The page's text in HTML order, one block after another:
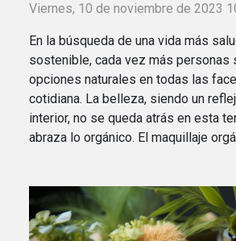
Viernes, 10 de noviembre de 2023
En la búsqueda de una vida más
sostenible, cada vez más personas
opciones naturales en todas las
cotidiana. La belleza, siendo un
interior, no se queda atrás en esta
abraza lo orgánico. El maquillaje